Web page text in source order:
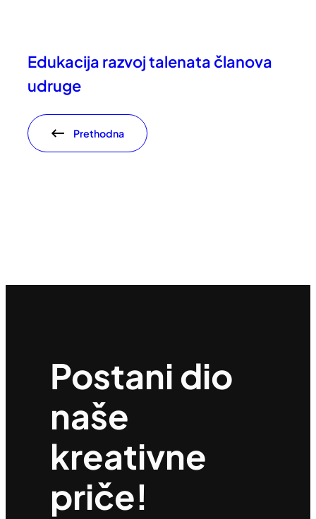
Edukacija razvoj talenata članova
udruge
Prethodna
Postani dio
naše
kreativne
priče!